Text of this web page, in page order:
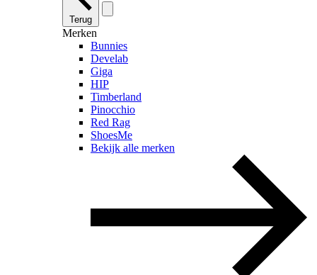
Terug
Merken
Bunnies
Develab
Giga
HIP
Timberland
Pinocchio
Red Rag
ShoesMe
Bekijk alle merken